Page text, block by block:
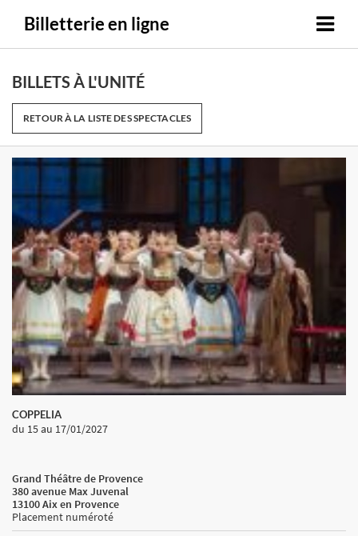
Billetterie en ligne
BILLETS À L'UNITÉ
RETOUR À LA LISTE DES SPECTACLES
COPPELIA
du 15au 17/01/2027
Grand Théâtre de Provence
380 avenue Max Juvenal
13100 Aix en Provence
Placement numéroté